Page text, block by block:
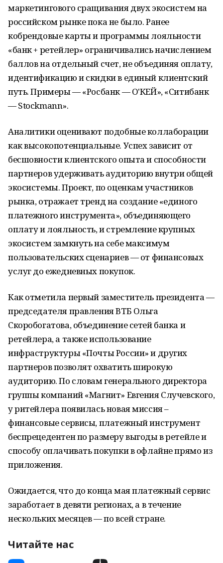
маркетингового сращивания двух экосистем на
российском рынке пока не было. Ранее
кобрендовые карты и программы лояльности
«банк + ретейлер» ограничивались начислением
баллов на отдельный счет, не объединяя оплату,
идентификацию и скидки в единый клиентский
путь. Примеры — «Росбанк — О'КЕЙ», «Ситибанк
— Stockmann».
Аналитики оценивают подобные коллаборации
как высокопотенциальные. Успех зависит от
бесшовности клиентского опыта и способности
партнеров удерживать аудиторию внутри общей
экосистемы. Проект, по оценкам участников
рынка, отражает тренд на создание «единого
платежного инструмента», объединяющего
оплату и лояльность, и стремление крупных
экосистем замкнуть на себе максимум
пользовательских сценариев — от финансовых
услуг до ежедневных покупок.
Как отметила первый заместитель президента —
председателя правления ВТБ Ольга
Скоробогатова, объединение сетей банка и
ретейлера, а также использование
инфраструктуры «Почты России» и других
партнеров позволят охватить широкую
аудиторию. По словам генерального директора
группы компаний «Магнит» Евгения Случевского,
у ритейлера появилась новая миссия –
финансовые сервисы, платежный инструмент
беспрецедентен по размеру выгоды в ретейле и
способу оплачивать покупки в офлайне прямо из
приложения.
Ожидается, что до конца мая платежный сервис
заработает в девяти регионах, а в течение
нескольких месяцев — по всей стране.
Читайте нас